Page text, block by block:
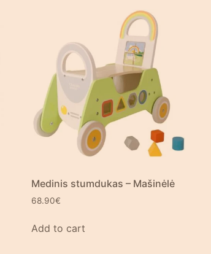
Medinis stumdukas – Mašinėlė
68.90€
Add to cart